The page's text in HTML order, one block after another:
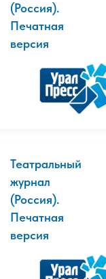
(Россия).
Печатная
версия
Театральный
журнал
(Россия).
Печатная
версия